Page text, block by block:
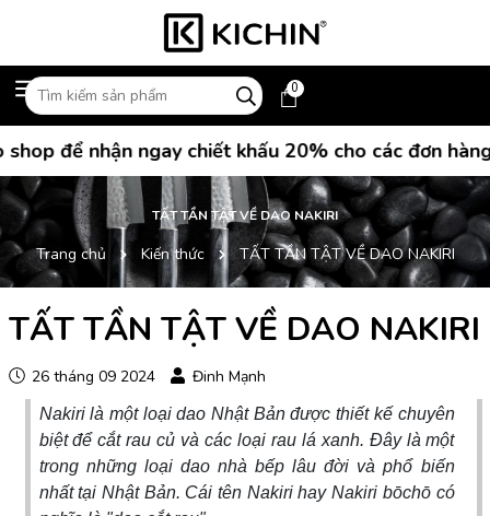
0
ngay chiết khấu 20% cho các đơn hàng mua
TẤT TẦN TẬT VỀ DAO NAKIRI
Trang chủ Kiến thức TẤT TẦN TẬT VỀ DAO NAKIRI
TẤT TẦN TẬT VỀ DAO NAKIRI
26 tháng 09 2024 Đinh Mạnh
Nakiri là một loại dao Nhật Bản được thiết kế chuyên
biệt để cắt rau củ và các loại rau lá xanh. Đây là một
trong những loại dao nhà bếp lâu đời và phổ biến
nhất tại Nhật Bản. Cái tên Nakiri hay Nakiri bōchō có